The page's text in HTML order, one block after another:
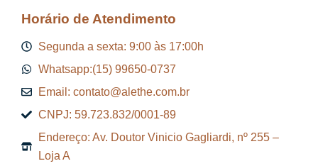
Horário de Atendimento
Segunda a sexta: 9:00 às 17:00h
Whatsapp:(15) 99650-0737
Email: contato@alethe.com.br
CNPJ: 59.723.832/0001-89
Endereço: Av. Doutor Vinicio Gagliardi, nº 255 –
Loja A